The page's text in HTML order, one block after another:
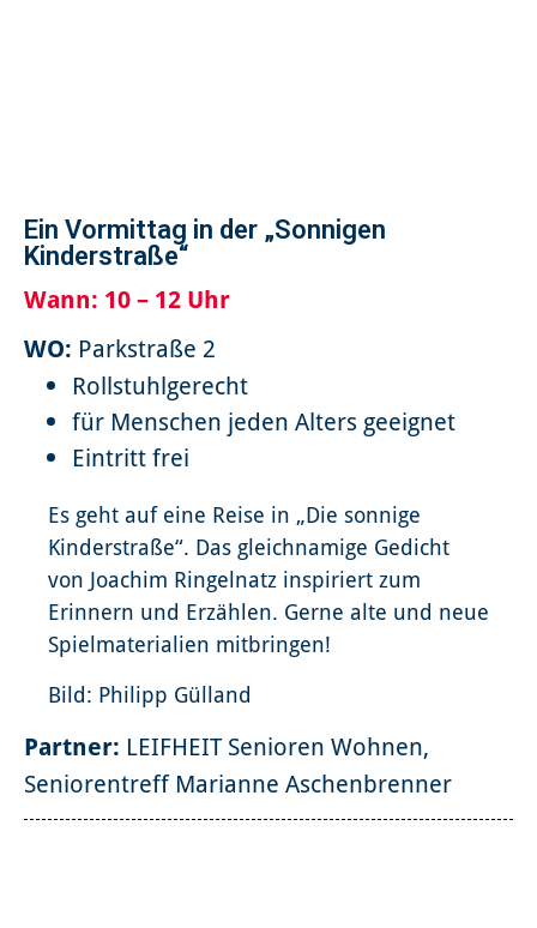
Ein Vormittag in der „Sonnigen
Kinderstraße“
Wann: 10 – 12 Uhr
WO: Parkstraße 2
Rollstuhlgerecht
für Menschen jeden Alters geeignet
Eintritt frei
Es geht auf eine Reise in „Die sonnige
Kinderstraße“. Das gleichnamige Gedicht
von Joachim Ringelnatz inspiriert zum
Erinnern und Erzählen. Gerne alte und neue
Spielmaterialien mitbringen!
Bild: Philipp Gülland
Partner: LEIFHEIT Senioren Wohnen,
Seniorentreff Marianne Aschenbrenner